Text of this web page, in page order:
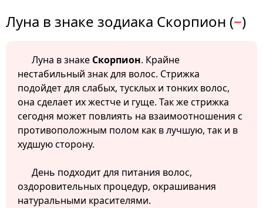
Луна в знаке зодиака Скорпион (−)
Луна в знаке Скорпион. Крайне
нестабильный знак для волос. Стрижка
подойдет для слабых, тусклых и тонких волос,
она сделает их жестче и гуще. Так же стрижка
сегодня может повлиять на взаимоотношения с
противоположным полом как в лучшую, так и в
худшую сторону.
День подходит для питания волос,
оздоровительных процедур, окрашивания
натуральными красителями.